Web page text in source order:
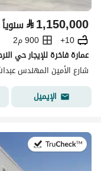
⃁1,150,000 سنوياً
10+
900 م2
عمارة فاخرة للإيجار حي
الإيميل